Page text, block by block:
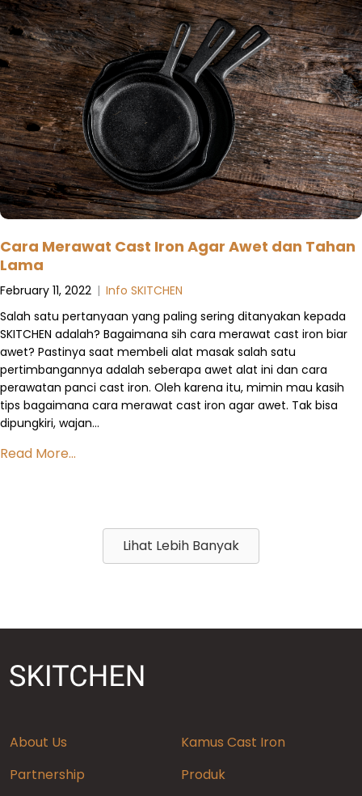
Cara Merawat Cast Iron Agar Awet dan Tahan
Lama
February 11, 2022 | Info SKITCHEN
Salah satu pertanyaan yang paling sering ditanyakan kepada
SKITCHEN adalah? Bagaimana sih cara merawat cast iron biar
awet? Pastinya saat membeli alat masak salah satu
pertimbangannya adalah seberapa awet alat ini dan cara
perawatan panci cast iron. Oleh karena itu, mimin mau kasih
tips bagaimana cara merawat cast iron agar awet. Tak bisa
dipungkiri, wajan…
Read More...
Lihat Lebih Banyak
About Us
Kamus Cast Iron
Partnership
Produk